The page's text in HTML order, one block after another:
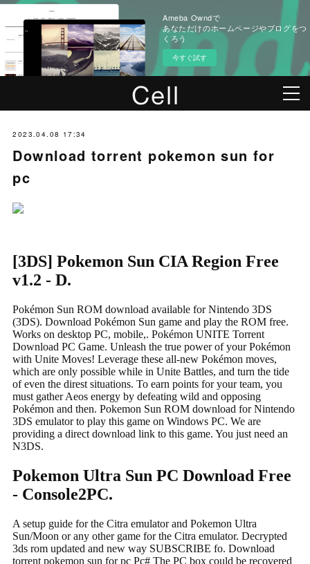
Ameba Owndで
あなただけのホームページやブログをつ
くろう
今すぐ試す
2023.04.08 17:34
Download torrent pokemon sun for
pc